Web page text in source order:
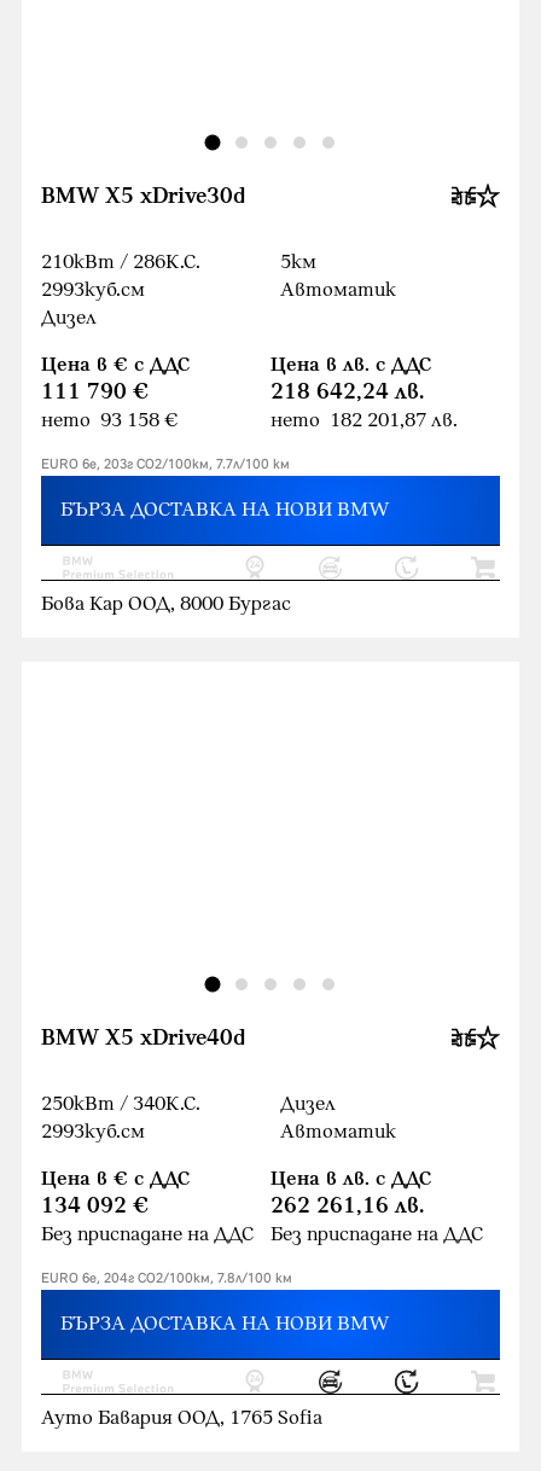
BMW X5 xDrive30d
210кВт / 286К.С.
2993куб.cм
Дизел
5км
Автоматик
Цена в € с ДДС
111 790 €
нето 93 158 €
Цена в лв. с ДДС
218 642,24 лв.
нето 182 201,87 лв.
EURO 6e, 203г CO2/100км, 7.7л/100 км
БЪРЗА ДОСТАВКА НА НОВИ BMW
Бова Кар ООД, 8000 Бургас
BMW X5 xDrive40d
250кВт / 340К.С.
2993куб.cм
Дизел
Автоматик
Цена в € с ДДС
134 092 €
Без приспадане на ДДС
Цена в лв. с ДДС
262 261,16 лв.
Без приспадане на ДДС
EURO 6e, 204г CO2/100км, 7.8л/100 км
БЪРЗА ДОСТАВКА НА НОВИ BMW
Ауто Бавария ООД, 1765 Sofia